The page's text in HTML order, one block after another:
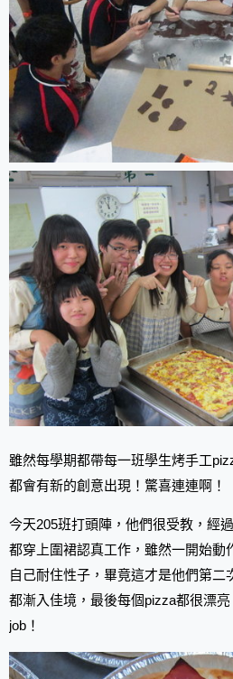
雖然每學期都帶每一班學生烤手工
都會有新的創意出現！驚喜連連啊！
今天205班打頭陣，他們很受教，經
都穿上圍裙認真工作，雖然一開始動
自己耐住性子，畢竟這才是他們第二
都漸入佳境，最後每個pizza都很漂
job！